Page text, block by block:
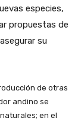
especies,
propuestas de
su
de otras
andino se
en el